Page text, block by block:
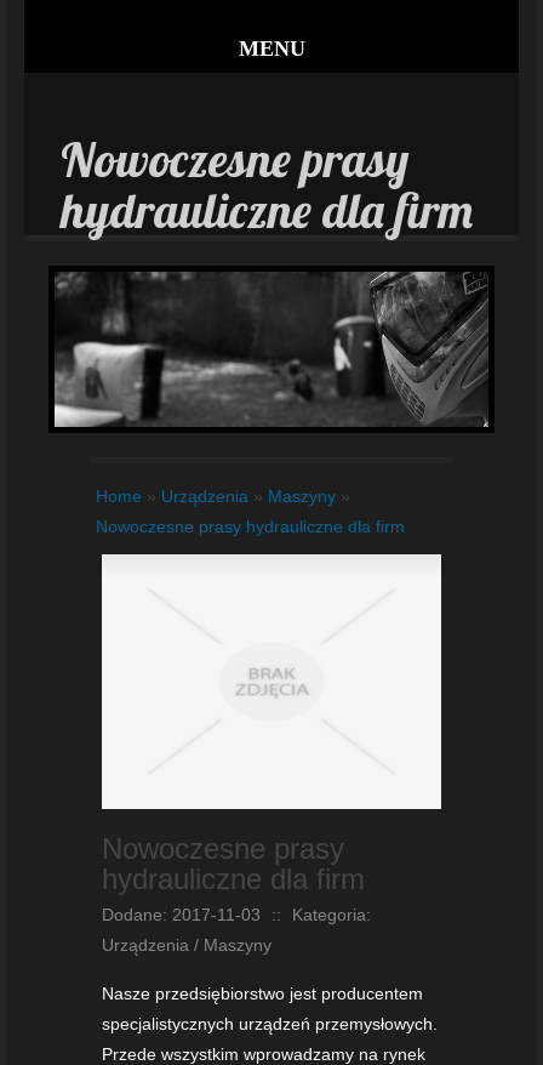
MENU
Nowoczesne prasy
hydrauliczne dla firm
Home » Urządzenia » Maszyny »
Nowoczesne prasy hydrauliczne dla firm
Nowoczesne prasy
hydrauliczne dla firm
Dodane: 2017-11-03 ::
Kategoria:
Urządzenia / Maszyny
Nasze przedsiębiorstwo jest producentem
specjalistycznych urządzeń przemysłowych.
Przede wszystkim wprowadzamy na rynek